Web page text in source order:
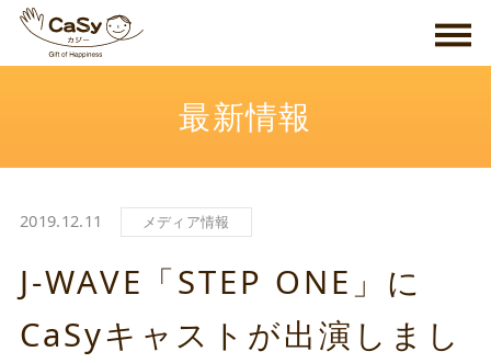
最新情報
2019.12.11 メディア情報
J-WAVE「STEP ONE」に
CaSyキャストが出演しまし